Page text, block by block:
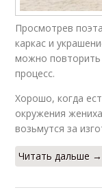
Просмотрев
каркас и
можно повторить
процесс.
Хорошо, когда
окружения
возьмутся за
Читать дальше →